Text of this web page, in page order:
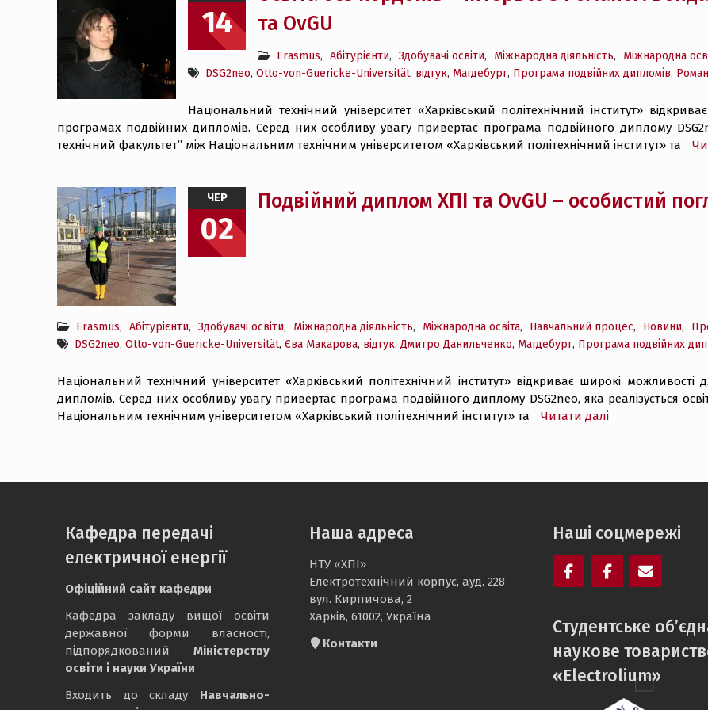
14
та OvGU
Erasmus, Абітурієнти, Здобувачі освіти, Міжнародна діяльність, Міжнародна
DSG2neo, Otto-von-Guericke-Universität, відгук, Магдебург, Програма подвійних дипломів,
Національний технічний університет «Харківський політехнічний інститут»
програмах подвійних дипломів. Серед них особливу увагу привертає програма подвійного диплому
технічний факультет” між Національним технічним університетом «Харківський політехнічний інститут» та
ЧЕР
02
Подвійний диплом ХПІ та OvGU – особистий
Erasmus, Абітурієнти, Здобувачі освіти, Міжнародна діяльність, Міжнародна освіта, Навчальний процес, Новини,
DSG2neo, Otto-von-Guericke-Universität, Єва Макарова, відгук, Дмитро Данильченко, Магдебург, Програма подвійних
Національний технічний університет «Харківський політехнічний інститут» відкриває широкі
дипломів. Серед них особливу увагу привертає програма подвійного диплому DSG2neo, яка реалізується
Національним технічним університетом «Харківський політехнічний інститут» та
Читати далі
Кафедра передачі
електричної енергії
Офіційний сайт кафедри
Кафедра закладу вищої освіти
державної форми власності,
підпорядкований Міністерству
освіти і науки України
Входить до складу Навчально-
Наша адреса
НТУ «ХПІ»
Електротехнічний корпус, ауд. 228
вул. Кирпичова, 2
Харків, 61002, Україна
Контакти
Наші соцмережі
Cтудентське
наукове
«Electrolium»